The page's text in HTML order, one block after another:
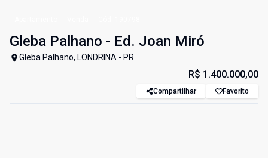
Gleba Palhano - Ed. Joan Miró
Gleba Palhano, LONDRINA - PR
R$ 1.400.000,00
Compartilhar Favorito